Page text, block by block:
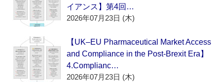
イアンス】第4回…
2026年07月23日 (木)
【UK–EU Pharmaceutical Market Access
and Compliance in the Post-Brexit Era】
4.Complianc…
2026年07月23日 (木)